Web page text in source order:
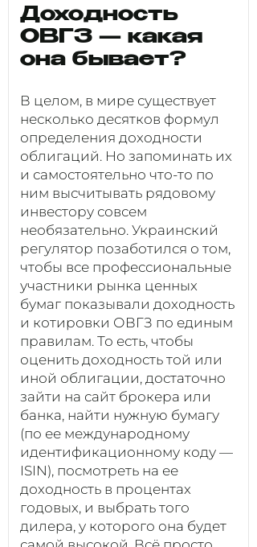
Доходность
ОВГЗ — какая
она бывает?
В целом, в мире существует
несколько десятков формул
определения доходности
облигаций. Но запоминать их
и самостоятельно что-то по
ним высчитывать рядовому
инвестору совсем
необязательно. Украинский
регулятор позаботился о том,
чтобы все профессиональные
участники рынка ценных
бумаг показывали доходность
и котировки ОВГЗ по единым
правилам. То есть, чтобы
оценить доходность той или
иной облигации, достаточно
зайти на сайт брокера или
банка, найти нужную бумагу
(по ее международному
идентификационному коду —
ISIN), посмотреть на ее
доходность в процентах
годовых, и выбрать того
дилера, у которого она будет